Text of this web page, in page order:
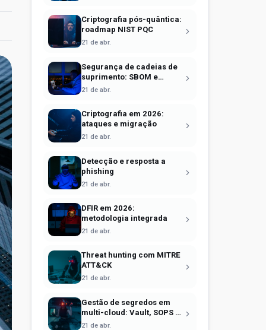
Criptografia pós-quântica:
roadmap NIST PQC
21 de abr.
Segurança de cadeias de
suprimento: SBOM e
Sigstore
21 de abr.
Criptografia em 2026:
ataques e migração
21 de abr.
Detecção e resposta a
phishing
21 de abr.
DFIR em 2026:
metodologia integrada
21 de abr.
Threat hunting com MITRE
ATT&CK
21 de abr.
Gestão de segredos em
multi-cloud: Vault, SOPS e
identidade efêmera
21 de abr.